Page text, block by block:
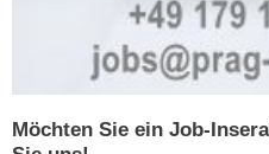
Möchten Sie ein Job-